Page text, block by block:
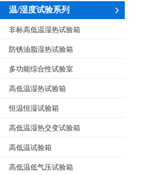
温/湿度试验系列
非标高低温湿热试验箱
防锈油脂湿热试验箱
多功能综合性试验室
高低温湿热试验箱
恒温恒湿试验箱
高低温湿热交变试验箱
高低温试验箱
高低温低气压试验箱